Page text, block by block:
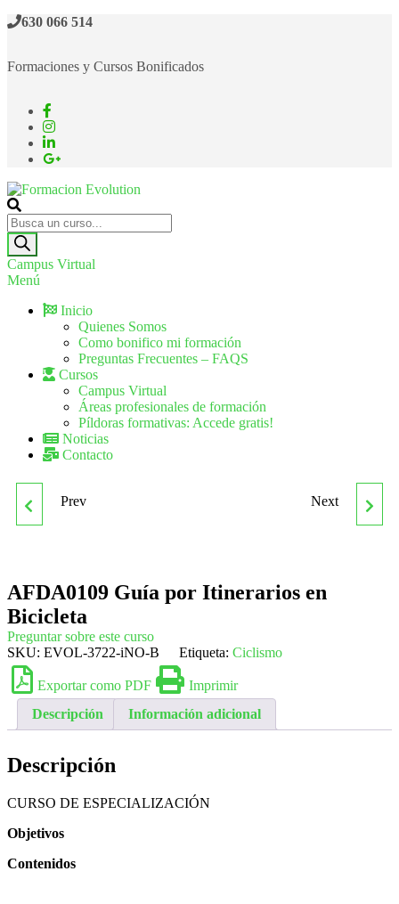
630 066 514
Formaciones y Cursos Bonificados
Formacion Evolution
Cursos de formación continua
Campus Virtual
Menú
Inicio
Quienes Somos
Como bonifico mi formación
Preguntas Frecuentes – FAQS
Cursos
Campus Virtual
Áreas profesionales de formación
Píldoras formativas: Accede gratis!
Noticias
Contacto
FINANCIERO EUROPEO
(EFA)
Prev
FÍSICO EN GRUPO CON
Next
AFDA0109 Guía por Itinerarios en
Bicicleta
Preguntar sobre este curso
SKU: EVOL-3722-iNO-B Etiqueta: Ciclismo
Exportar como PDF
Imprimir
Descripción
Información adicional
Descripción
CURSO DE ESPECIALIZACIÓN
Objetivos
Contenidos